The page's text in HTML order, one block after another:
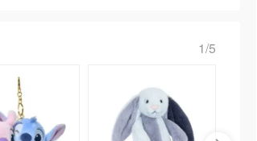
1/5